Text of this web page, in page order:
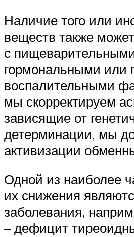
Наличие того или
веществ также
с
гормональными или
воспалительными
мы скорректируем
зависящие от
детерминации, мы
активизации
Одной из наиболее
их снижения
заболевания,
– дефицит